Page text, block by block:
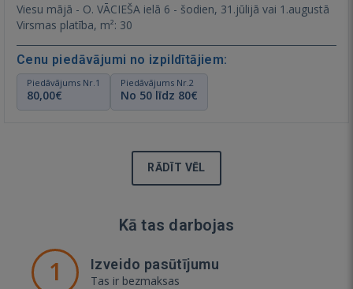
Viesu mājā - O. VĀCIEŠA ielā 6 - šodien, 31.jūlijā vai 1.augustā
Virsmas platība, m²: 30
Cenu piedāvājumi no izpildītājiem:
Piedāvājums Nr.1
80,00€
Piedāvājums Nr.2
No 50 līdz 80€
RĀDĪT VĒL
Kā tas darbojas
1 Izveido pasūtījumu
Tas ir bezmaksas